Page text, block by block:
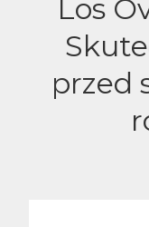
Los
przed